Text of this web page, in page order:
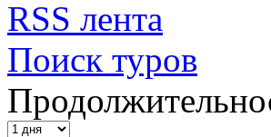
RSS лента
Поиск туров